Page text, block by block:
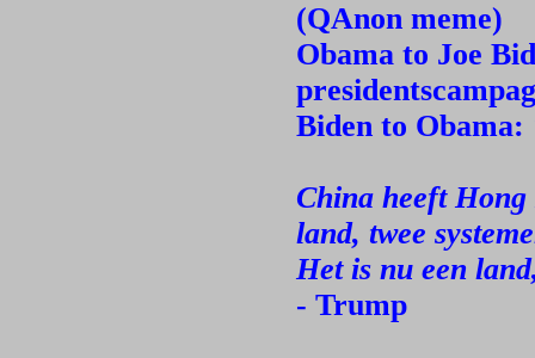
(QAnon meme)
Obama to Joe
Biden to Obama:
China heeft Hong
land, twee
Het is nu een
- Trump